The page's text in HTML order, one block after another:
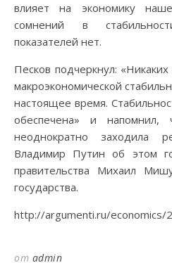
влияет на экономику
сомнений в
показателей нет.
Песков подчеркнул:
макроэкономической
настоящее время.
обеспечена» и
неоднократно заходила
Владимир Путин об этом
правительства Михаил
государства.
http://argumenti.ru/economics/
от admin